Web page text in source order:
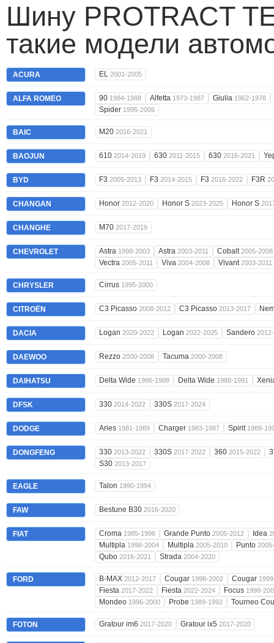
Шину PROTRACT
такие модели
ACURA EL 2001-2005
ALFA ROMEO 90 1984-1988 Alfetta 1973-1987 Giulia 1962-1978
Spider 1995-2005
BAIC M20 2016-2021
BAOJUN 610 2014-2019 630 2011-2015 630 2016-2021
BYD F3 2005-2013 F3 2014-2015 F3 2016-2022 F3R
CHANGAN Honor 2012-2020 Honor S 2023-2025 Honor S
CHANGHE M70 2017-2019
CHEVROLET Astra 1998-2003 Astra 2003-2011 Cobalt2005-2008
Vectra 2005-2011 Viva 2004-2008 Vivant2003-2011
CHRYSLER Cirrus 1995-2000
CITROËN C3 Picasso 2008-2012 C3 Picasso 2013-2017
DACIA Logan 2020-2022 Logan 2022-2025 Sandero
DAEWOO Rezzo 2000-2008 Tacuma 2000-2008
DAIHATSU Delta Wide 1986-1988 Delta Wide 1988-1991
DFSK 330 2014-2022 330S 2017-2024
DODGE Aries 1981-1989 Charger 1983-1987 Spirit 1988-
DONGFENG 330 2013-2022 330S 2017-2022 360 2015-2022
S30 2013-2017
EAGLE Talon 1990-1994
FAW Bestune B30 2016-2020
FIAT Croma 1985-1996 Grande Punto 2005-2012 Idea
Multipla 1998-2004 Multipla 2005-2010 Punto
Qubo 2016-2021 Strada 2004-2020
FORD B-MAX 2012-2017 Cougar 1998-2002 Cougar
Fiesta 2017-2022 Fiesta 2022-2024 Focus 1998-
Mondeo 1996-2000 Probe 1989-1992 Tourneo
FOTON Gratour im6 2017-2020 Gratour ix5 2017-2020